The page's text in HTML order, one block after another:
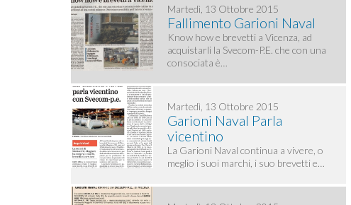
Martedì, 13 Ottobre 2015
Fallimento Garioni Naval
Know how e brevetti a Vicenza, ad
acquistarli la Svecom-P.E. che con una
consociata è…
Martedì, 13 Ottobre 2015
Garioni Naval Parla
vicentino
La Garioni Naval continua a vivere, o
meglio i suoi marchi, i suo brevetti e…